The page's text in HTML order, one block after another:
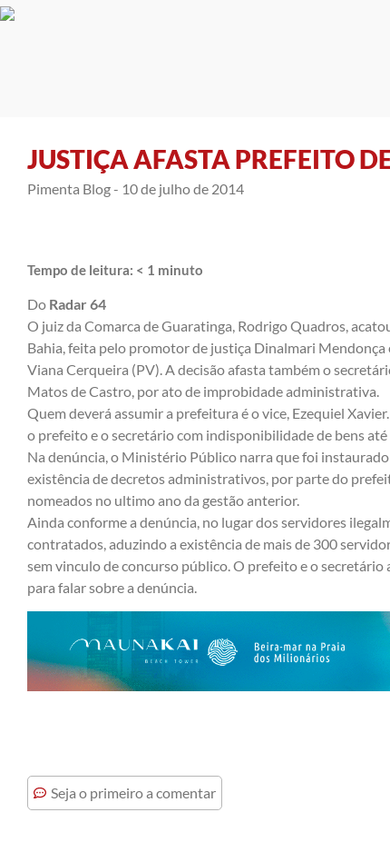
JUSTIÇA AFASTA PREFEITO
Pimenta Blog - 10 de julho de 2014
Tempo de leitura: < 1 minuto
Do Radar 64
O juiz da Comarca de Guaratinga, Rodrigo Quadros,
Bahia, feita pelo promotor de justiça Dinalmari
Viana Cerqueira (PV). A decisão afasta também o
Matos de Castro, por ato de improbidade administrativa.
Quem deverá assumir a prefeitura é o vice, Ezequiel
o prefeito e o secretário com indisponibilidade de bens
Na denúncia, o Ministério Público narra que foi
existência de decretos administrativos, por parte do
nomeados no ultimo ano da gestão anterior.
Ainda conforme a denúncia, no lugar dos servidores
contratados, aduzindo a existência de mais de 300
sem vinculo de concurso público. O prefeito e o
para falar sobre a denúncia.
Seja o primeiro a comentar